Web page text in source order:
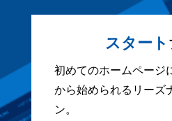
スタート
初めてのホームページ
から始められるリーズ
ン。